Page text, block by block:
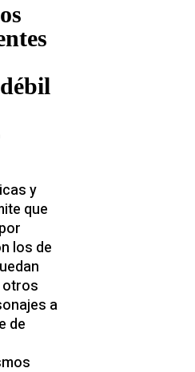
y
que
los de
a
de